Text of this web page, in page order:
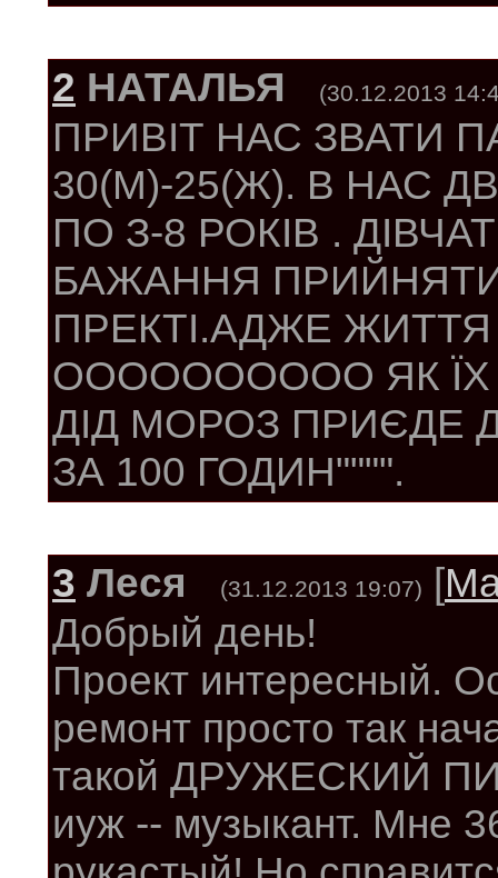
2 НАТАЛЬЯ (30.12.2013
ПРИВІТ НАС ЗВАТИ
30(М)-25(Ж). В НАС
ПО З-8 РОКІВ .
БАЖАННЯ
ПРЕКТІ.АДЖЕ ЖИТТЯ
ОООООООООО ЯК
ДІД МОРОЗ ПРИЄДЕ
ЗА 100 ГОДИН"""".
3 Леся (31.12.2013 19:07) [
Добрый день!
Проект интересный.
ремонт просто так
такой ДРУЖЕСКИЙ
иуж -- музыкант. Мне